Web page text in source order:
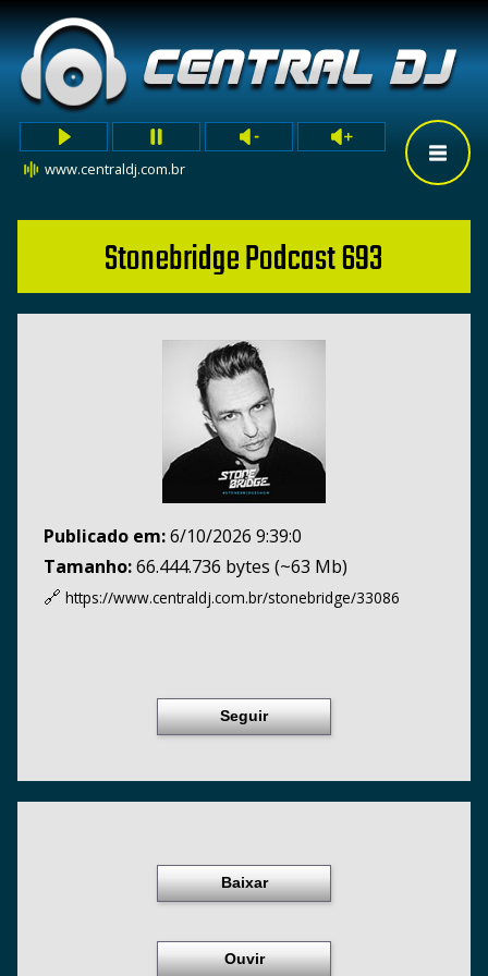
www.centraldj.com.br
Stonebridge Podcast 693
Publicado em:6/10/2026 9:39:0
Tamanho:66.444.736 bytes (~63 Mb)
🔗 https://www.centraldj.com.br/stonebridge/33086
Seguir
Baixar
Ouvir